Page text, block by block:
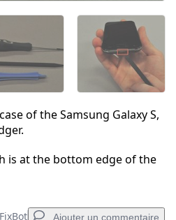
of the Samsung Galaxy S,
is at the bottom edge of the
Ajouter un commentaire